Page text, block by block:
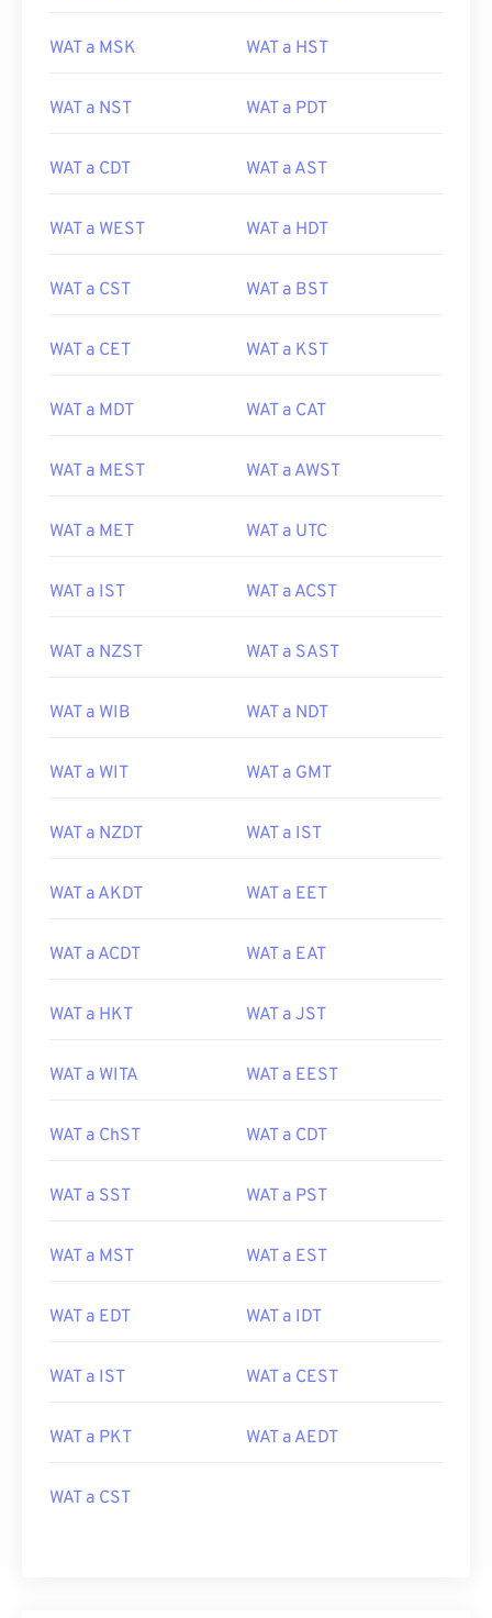
WAT a MSK WAT a HST
WAT a NST WAT a PDT
WAT a CDT WAT a AST
WAT a WEST WAT a HDT
WAT a CST WAT a BST
WAT a CET WAT a KST
WAT a MDT WAT a CAT
WAT a MEST WAT a AWST
WAT a MET WAT a UTC
WAT a IST WAT a ACST
WAT a NZST WAT a SAST
WAT a WIB WAT a NDT
WAT a WIT WAT a GMT
WAT a NZDT WAT a IST
WAT a AKDT WAT a EET
WAT a ACDT WAT a EAT
WAT a HKT WAT a JST
WAT a WITA WAT a EEST
WAT a ChST WAT a CDT
WAT a SST WAT a PST
WAT a MST WAT a EST
WAT a EDT WAT a IDT
WAT a IST WAT a CEST
WAT a PKT WAT a AEDT
WAT a CST